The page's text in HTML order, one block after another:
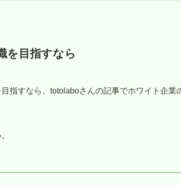
を目指すなら
指すなら、totolaboさんの記事でホワイト企